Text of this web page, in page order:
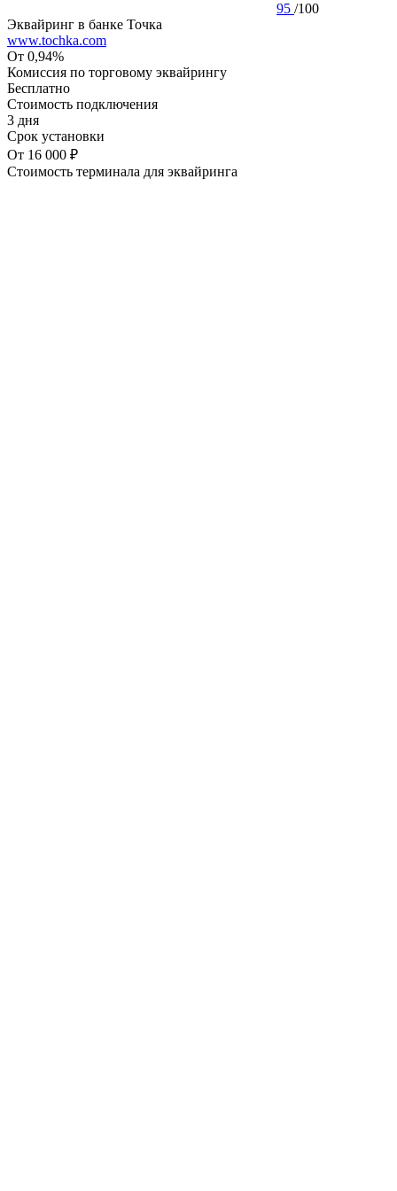
95 /100
Эквайринг в банке Точка
www.tochka.com
От 0,94%
Комиссия по торговому эквайрингу
Бесплатно
Стоимость подключения
3 дня
Срок установки
От 16 000 ₽
Стоимость терминала для эквайринга